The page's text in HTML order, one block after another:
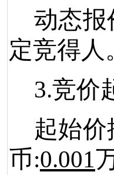
动态报
定竞得人
3.竞价
起始
币:0.001